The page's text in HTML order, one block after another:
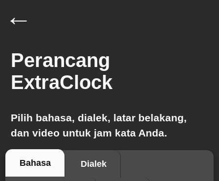
←
Perancang
ExtraClock
Pilih bahasa, dialek, latar belakang,
dan video untuk jam kata Anda.
Bahasa Dialek